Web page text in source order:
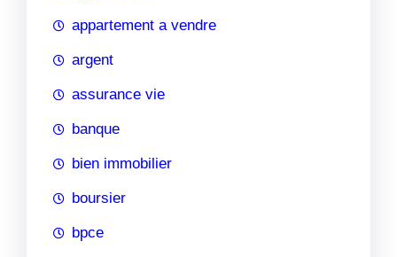
appartement a vendre
argent
assurance vie
banque
bien immobilier
boursier
bpce